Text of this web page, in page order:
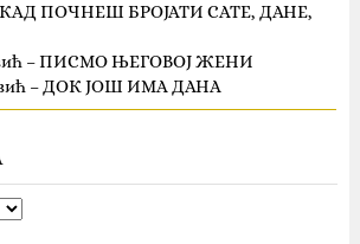
КАД ПОЧНЕШ БРОЈАТИ САТЕ, ДАНЕ,
– ПИСМО ЊЕГОВОЈ ЖЕНИ
– ДОК ЈОШ ИМА ДАНА